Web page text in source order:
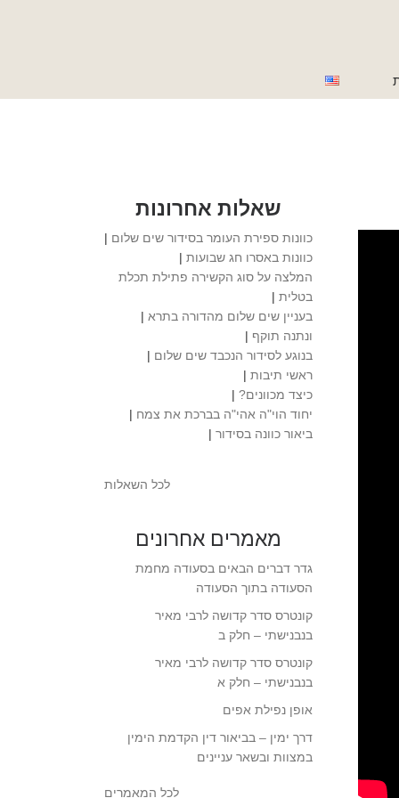
שאלות אחרונות
כוונות ספירת העומר בסידור שים שלום |
כוונות באסרו חג שבועות |
המלצה על סוג הקשירה פתילת תכלת
בטלית |
בעניין שים שלום מהדורה בתרא |
ונתנה תוקף |
בנוגע לסידור הנכבד שים שלום |
ראשי תיבות |
כיצד מכוונים? |
יחוד הוי"ה אהי"ה בברכת את צמח |
ביאור כוונה בסידור |
לכל השאלות
מאמרים אחרונים
גדר דברים הבאים בסעודה מחמת
הסעודה בתוך הסעודה
קונטרס סדר קדושה לרבי מאיר
בנבנישתי – חלק ב
קונטרס סדר קדושה לרבי מאיר
בנבנישתי – חלק א
אופן נפילת אפים
דרך ימין – בביאור דין הקדמת הימין
במצוות ובשאר עניינים
לכל המאמרים